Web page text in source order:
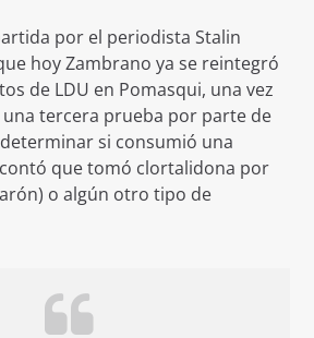
por el periodista Stalin
hoy Zambrano ya se reintegró
de LDU en Pomasqui, una vez
una tercera prueba por parte de
si consumió una
que tomó clortalidona por
o algún otro tipo de